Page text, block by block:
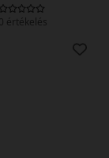
0 értékelés